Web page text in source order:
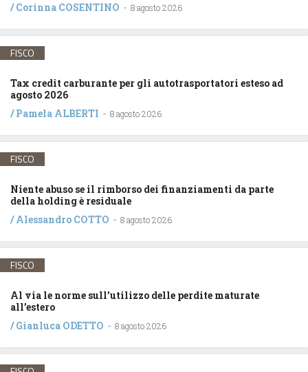
/Corinna COSENTINO - 8 agosto 2026
FISCO
Tax credit carburante per gli autotrasportatori esteso ad
agosto 2026
/Pamela ALBERTI - 8 agosto 2026
FISCO
Niente abuso se il rimborso dei finanziamenti da parte
della holding è residuale
/Alessandro COTTO - 8 agosto 2026
FISCO
Al via le norme sull’utilizzo delle perdite maturate
all’estero
/Gianluca ODETTO - 8 agosto 2026